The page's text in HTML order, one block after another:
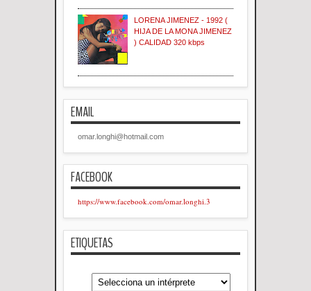
LORENA JIMENEZ - 1992 (
HIJA DE LA MONA JIMENEZ
) CALIDAD 320 kbps
EMAIL
omar.longhi@hotmail.com
FACEBOOK
https://www.facebook.com/omar.longhi.3
ETIQUETAS